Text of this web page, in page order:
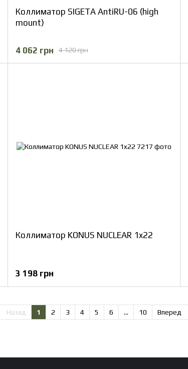
Коллиматор SIGETA AntiRU-06 (high
mount)
4 120 грн
4 062 грн
Коллиматор KONUS NUCLEAR 1x22
3 198 грн
Назад 1 2 3 4 5 6 ... 10 Вперед